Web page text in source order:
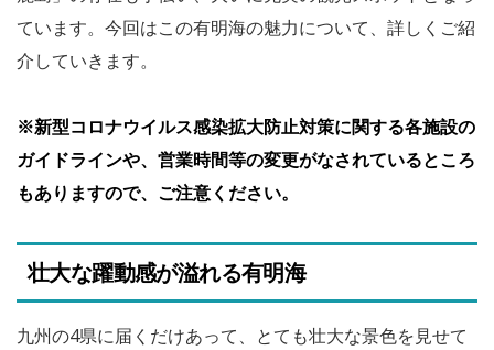
ています。今回はこの有明海の魅力について、詳しくご紹
介していきます。
※新型コロナウイルス感染拡大防止対策に関する各施設の
ガイドラインや、営業時間等の変更がなされているところ
もありますので、ご注意ください。
壮大な躍動感が溢れる有明海
九州の4県に届くだけあって、とても壮大な景色を見せて